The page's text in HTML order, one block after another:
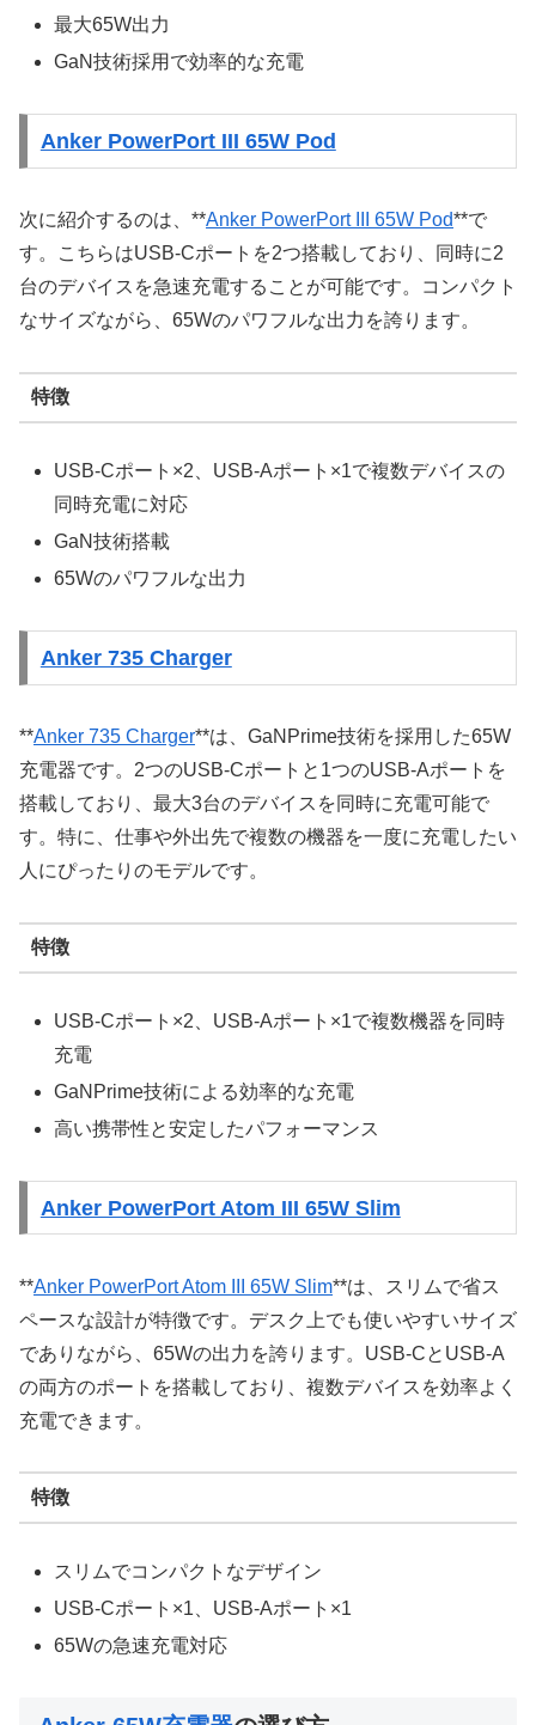
最大65W出力
GaN技術採用で効率的な充電
Anker PowerPort III 65W Pod
次に紹介するのは、**Anker PowerPort III 65W Pod**で
す。こちらはUSB-Cポートを2つ搭載しており、同時に2
台のデバイスを急速充電することが可能です。コンパクト
なサイズながら、65Wのパワフルな出力を誇ります。
特徴
USB-Cポート×2、USB-Aポート×1で複数デバイスの
同時充電に対応
GaN技術搭載
65Wのパワフルな出力
Anker 735 Charger
**Anker 735 Charger**は、GaNPrime技術を採用した65W
充電器です。2つのUSB-Cポートと1つのUSB-Aポートを
搭載しており、最大3台のデバイスを同時に充電可能で
す。特に、仕事や外出先で複数の機器を一度に充電したい
人にぴったりのモデルです。
特徴
USB-Cポート×2、USB-Aポート×1で複数機器を同時
充電
GaNPrime技術による効率的な充電
高い携帯性と安定したパフォーマンス
Anker PowerPort Atom III 65W Slim
**Anker PowerPort Atom III 65W Slim**は、スリムで省ス
ペースな設計が特徴です。デスク上でも使いやすいサイズ
でありながら、65Wの出力を誇ります。USB-CとUSB-A
の両方のポートを搭載しており、複数デバイスを効率よく
充電できます。
特徴
スリムでコンパクトなデザイン
USB-Cポート×1、USB-Aポート×1
65Wの急速充電対応